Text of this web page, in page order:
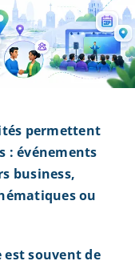
permettent
: événements
business,
ou
est souvent de